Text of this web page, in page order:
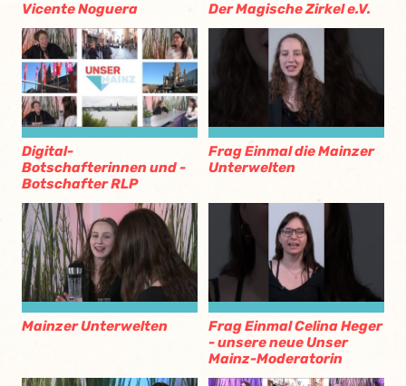
Vicente Noguera Der Magische Zirkel e.V.
Digital-
Botschafterinnen und -
Botschafter RLP
Frag Einmal die Mainzer
Unterwelten
Mainzer Unterwelten
Frag Einmal Celina Heger
- unsere neue Unser
Mainz-Moderatorin